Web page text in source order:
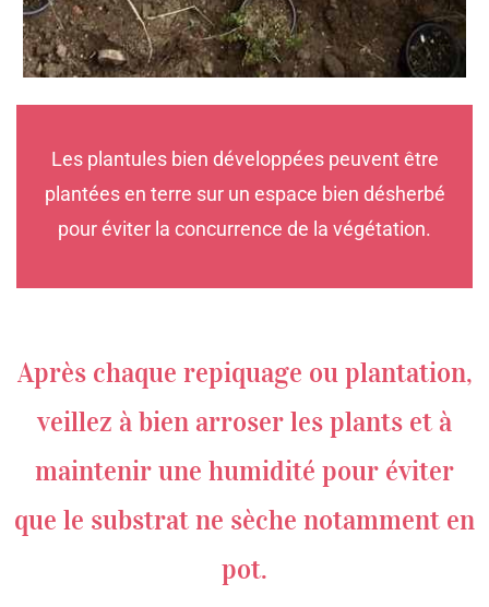
Les plantules bien développées peuvent être
plantées en terre sur un espace bien désherbé
pour éviter la concurrence de la végétation.
Après chaque repiquage ou plantation,
veillez à bien arroser les plants et à
maintenir une humidité pour éviter
que le substrat ne sèche notamment en
pot.